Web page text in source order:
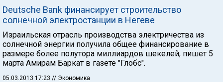
Deutsche Bank финансирует строительство
солнечной электростанции в Негеве
Израильская отрасль производства электричества из
солнечной энергии получила общее финансирование в
размере более полутора миллиардов шекелей, пишет 5
марта Амирам Баркат в газете "Глобс".
05.03.2013 17:23 // Экономика